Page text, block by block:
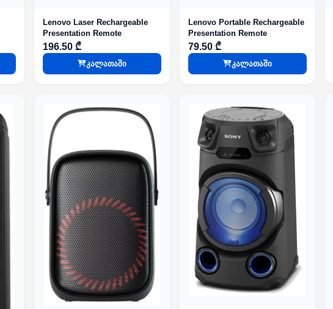
Lenovo Laser Rechargeable
Presentation Remote
196.50 ₾
კალათაში
Lenovo Portable Rechargeable
Presentation Remote
79.50 ₾
კალათაში